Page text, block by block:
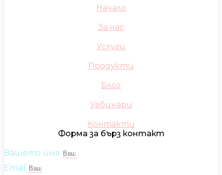
Начало
За нас
Услуги
Продукти
Блог
Уебинари
Контакти
Форма за бърз контакт
Вашето име
Email